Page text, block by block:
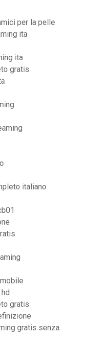
per la pelle
ita
ita
gratis
italiano
gratis
gratis senza